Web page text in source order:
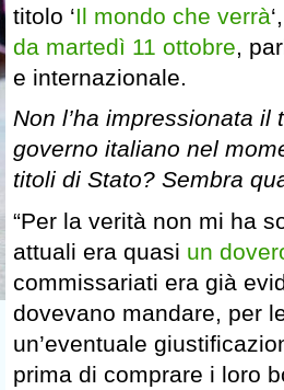
titolo ‘Il mondo che verrà
da martedì 11 ottobre,
e internazionale.
Non l’ha impressionata
governo italiano nel
titoli di Stato? Sembra
“Per la verità non mi ha
attuali era quasi un
commissariati era già
dovevano mandare, per
un’eventuale
prima di comprare i loro